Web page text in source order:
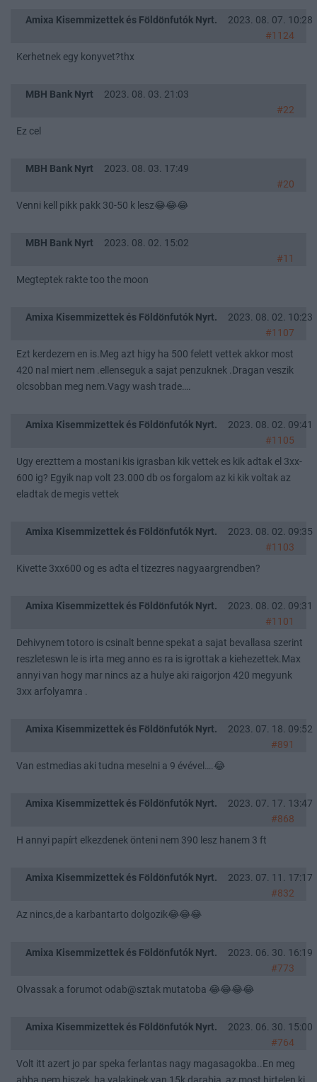
Amixa Kisemmizettek és Földönfutók Nyrt.
2023. 08. 07. 10:28
#1124
Kerhetnek egy konyvet?thx
MBH Bank Nyrt
2023. 08. 03. 21:03
#22
Ez cel
MBH Bank Nyrt
2023. 08. 03. 17:49
#20
Venni kell pikk pakk 30-50 k lesz😂😂😂
MBH Bank Nyrt
2023. 08. 02. 15:02
#11
Megteptek rakte too the moon
Amixa Kisemmizettek és Földönfutók Nyrt.
2023. 08. 02. 10:23
#1107
Ezt kerdezem en is.Meg azt higy ha 500 felett vettek akkor most
420 nal miert nem .ellenseguk a sajat penzuknek .Dragan veszik
olcsobban meg nem.Vagy wash trade….
Amixa Kisemmizettek és Földönfutók Nyrt.
2023. 08. 02. 09:41
#1105
Ugy erezttem a mostani kis igrasban kik vettek es kik adtak el 3xx-
600 ig? Egyik nap volt 23.000 db os forgalom az ki kik voltak az
eladtak de megis vettek
Amixa Kisemmizettek és Földönfutók Nyrt.
2023. 08. 02. 09:35
#1103
Kivette 3xx600 og es adta el tizezres nagyaargrendben?
Amixa Kisemmizettek és Földönfutók Nyrt.
2023. 08. 02. 09:31
#1101
Dehivynem totoro is csinalt benne spekat a sajat bevallasa szerint
reszleteswn le is irta meg anno es ra is igrottak a kiehezettek.Max
annyi van hogy mar nincs az a hulye aki raigorjon 420 megyunk
3xx arfolyamra .
Amixa Kisemmizettek és Földönfutók Nyrt.
2023. 07. 18. 09:52
#891
Van estmedias aki tudna meselni a 9 évével….😂
Amixa Kisemmizettek és Földönfutók Nyrt.
2023. 07. 17. 13:47
#868
H annyi papírt elkezdenek önteni nem 390 lesz hanem 3 ft
Amixa Kisemmizettek és Földönfutók Nyrt.
2023. 07. 11. 17:17
#832
Az nincs,de a karbantarto dolgozik😂😂😂
Amixa Kisemmizettek és Földönfutók Nyrt.
2023. 06. 30. 16:19
#773
Olvassak a forumot odab@sztak mutatoba 😂😂😂😂
Amixa Kisemmizettek és Földönfutók Nyrt.
2023. 06. 30. 15:00
#764
Volt itt azert jo par speka ferlantas nagy magasagokba..En meg